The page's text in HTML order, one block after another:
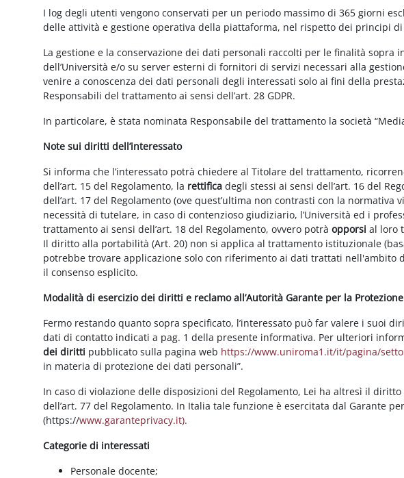
I log degli utenti vengono conservati per un periodo massimo di 365 giorni
delle attività e gestione operativa della piattaforma, nel rispetto dei principi
La gestione e la conservazione dei dati personali raccolti per le finalità sopra
dell’Università e/o su server esterni di fornitori di servizi necessari alla
venire a conoscenza dei dati personali degli interessati solo ai fini della
Responsabili del trattamento ai sensi dell’art. 28 GDPR.
In particolare, è stata nominata Responsabile del trattamento la società
Note sui diritti dell’interessato
Si informa che l’interessato potrà chiedere al Titolare del trattamento,
dell’art. 15 del Regolamento, la rettificadegli stessi ai sensi dell’art. 16 del
dell’art. 17 del Regolamento (ove quest’ultima non contrasti con la normativa
necessità di tutelare, in caso di contenzioso giudiziario, l’Università ed i
trattamento ai sensi dell’art. 18 del Regolamento, ovvero potràopporsi al loro
Il diritto alla portabilità (Art. 20) non si applica al trattamento istituzionale
potrebbe trovare applicazione solo con riferimento ai dati trattati nell'ambito
il consenso esplicito.
Modalità di esercizio dei diritti e reclamo all’Autorità Garante per la
Fermo restando quanto sopra specificato, l’interessato può far valere i suoi
dati di contatto indicati a pag. 1 della presente informativa. Per ulteriori
dei diritti pubblicato sulla pagina web https://www.uniroma1.it/it/pagina/
in materia di protezione dei dati personali”.
In caso di violazione delle disposizioni del Regolamento, Lei ha altresì il
dell’art. 77 del Regolamento. In Italia tale funzione è esercitata dal Garante
(https://www.garanteprivacy.it).
Categorie di interessati
Personale docente;